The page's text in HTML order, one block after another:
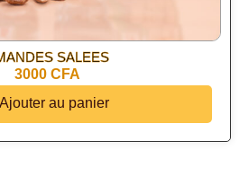
SALEES
3000 CFA
Ajouter au panier